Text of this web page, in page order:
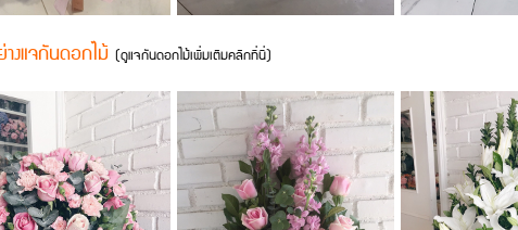
งแจกันดอกไม้ (ดูแจกันดอกไม้เพิ่มเติมคลิกที่นี่)